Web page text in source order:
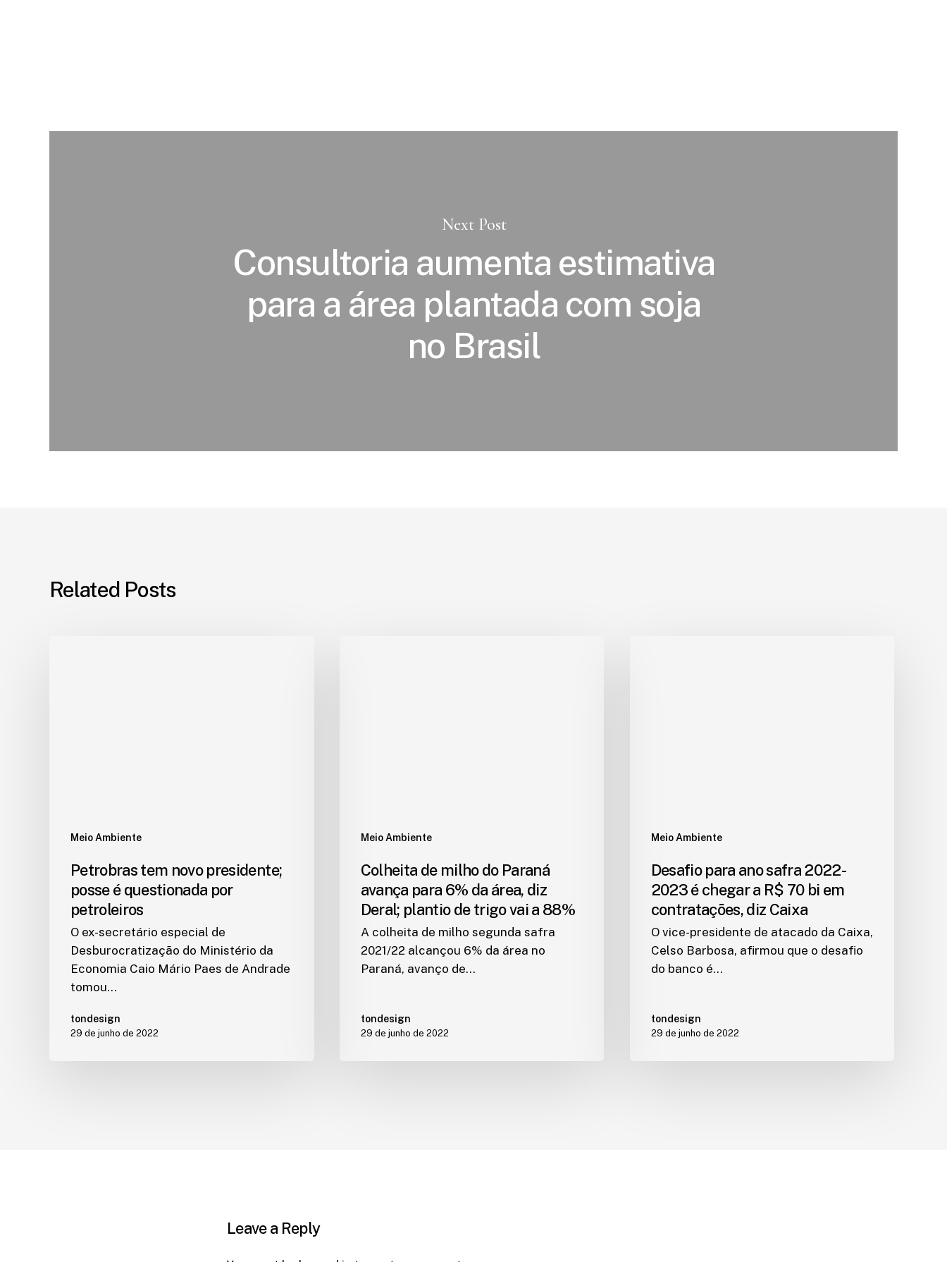
Next Post
Consultoria aumenta estimativa
para a área plantada com soja
no Brasil
Related Posts
Meio Ambiente
Petrobras tem novo presidente;
posse é questionada por
petroleiros
O ex-secretário especial de
Desburocratização do Ministério da
Economia Caio Mário Paes de Andrade
tomou…
tondesign
29 de junho de 2022
Meio Ambiente
Colheita de milho do Paraná
avança para 6% da área, diz
Deral; plantio de trigo vai a 88%
A colheita de milho segunda safra
2021/22 alcançou 6% da área no
Paraná, avanço de…
tondesign
29 de junho de 2022
Meio Ambiente
Desafio para ano safra 2022-
2023 é chegar a R$ 70 bi em
contratações, diz Caixa
O vice-presidente de atacado da Caixa,
Celso Barbosa, afirmou que o desafio
do banco é…
tondesign
29 de junho de 2022
Leave a Reply